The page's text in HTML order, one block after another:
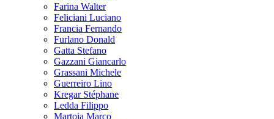
Farina Walter
Feliciani Luciano
Francia Fernando
Furlano Donald
Gatta Stefano
Gazzani Giancarlo
Grassani Michele
Guerreiro Lino
Kregar Stéphane
Ledda Filippo
Martoia Marco